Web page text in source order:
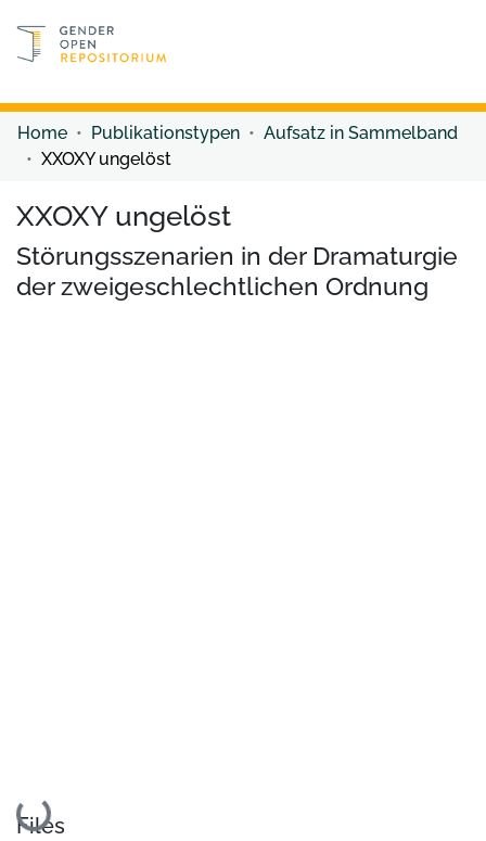
Discover content
Home Publikationstypen
Aufsatz in Sammelband
XXOXY ungelöst
XXOXY ungelöst
Störungsszenarien in der Dramaturgie
der zweigeschlechtlichen Ordnung
Loading...
Files